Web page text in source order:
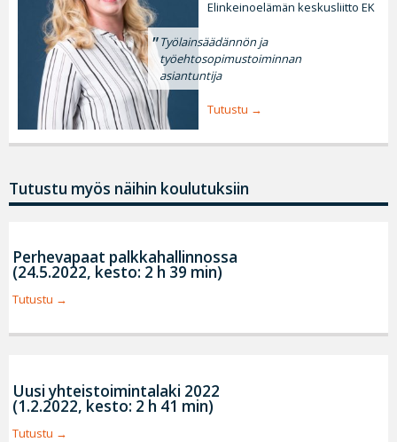
Elinkeinoelämän keskusliitto EK
Työlainsäädännön ja
työehtosopimustoiminnan
asiantuntija
Tutustu
Tutustu myös näihin koulutuksiin
Perhevapaat palkkahallinnossa
(24.5.2022, kesto: 2 h 39 min)
Tutustu
Uusi yhteistoimintalaki 2022
(1.2.2022, kesto: 2 h 41 min)
Tutustu